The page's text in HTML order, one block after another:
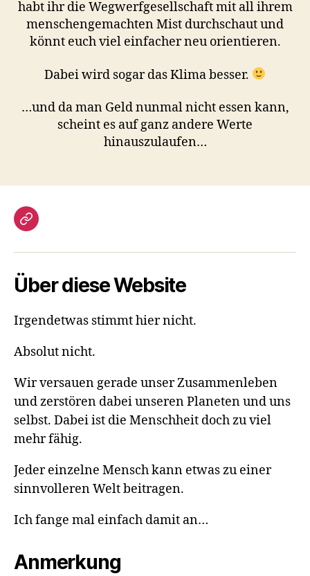
habt ihr die Wegwerfgesellschaft mit all ihrem
menschengemachten Mist durchschaut und
könnt euch viel einfacher neu orientieren.
Dabei wird sogar das Klima besser.
…und da man Geld nunmal nicht essen kann,
scheint es auf ganz andere Werte
hinauszulaufen…
Gästebuch
Über diese Website
Irgendetwas stimmt hier nicht.
Absolut nicht.
Wir versauen gerade unser Zusammenleben
und zerstören dabei unseren Planeten und uns
selbst. Dabei ist die Menschheit doch zu viel
mehr fähig.
Jeder einzelne Mensch kann etwas zu einer
sinnvolleren Welt beitragen.
Ich fange mal einfach damit an…
Anmerkung